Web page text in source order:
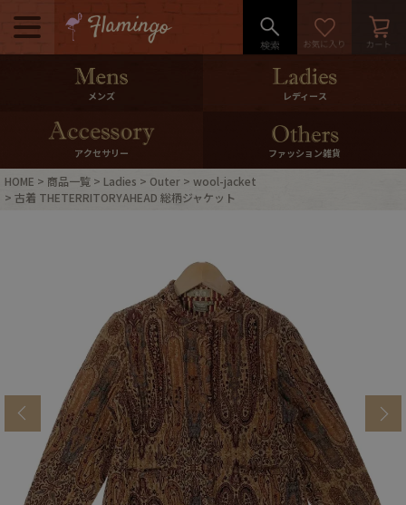
メニュー
500pt＆10％Offクーポンプレゼン
10％0ffクーポンプレゼント
ログイン・会員登録
International Shipping
店舗紹介 特集一覧
ブランドから探す スタッフコーディネート
年代から探す 古着卸DOCK
メンズ レディース
アクセサリー ファッション雑貨
HOME 商品一覧 Ladies Outer
wool-jacket
古着 THETERRITORYAHEAD 総柄ジャケット